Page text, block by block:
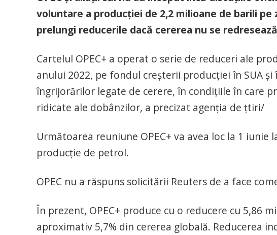
voluntare a producției de 2,2 milioane de barili
prelungi reducerile dacă cererea nu se
Cartelul OPEC+ a operat o serie de reduceri ale
anului 2022, pe fondul creșterii producției în SUA și
îngrijorărilor legate de cerere, în condițiile în care
ridicate ale dobânzilor, a precizat agenția de țtiri/
Următoarea reuniune OPEC+ va avea loc la 1
producție de petrol.
OPEC nu a răspuns solicitării Reuters de a face
În prezent, OPEC+ produce cu o reducere cu 5,86
aproximativ 5,7% din cererea globală. Reducerea